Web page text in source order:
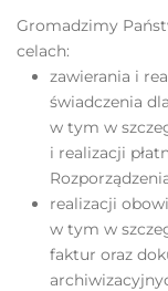
Gromadzimy
celach:
zawierania i
świadczenia
w tym w
i realizacji
realizacji
w tym w
faktur oraz